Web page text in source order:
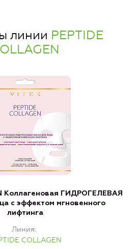
линии PEPTIDE
Коллагеновая ГИДРОГЕЛЕВАЯ
с эффектом мгновенного
лифтинга
Линия
COLLAGEN